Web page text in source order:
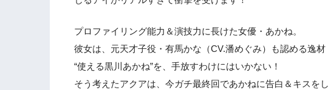
プロファイリング能力＆演技力に長けた女優・あかね。
彼女は、元天才子役・有馬かな（CV.潘めぐみ）も認める逸材
“使える黒川あかね”を、手放すわけにはいかない！
そう考えたアクアは、今ガチ最終回であかねに告白＆キスを